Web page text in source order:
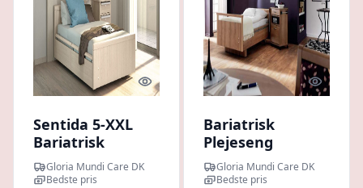
Quick look
Sentida 5-XXL
Bariatrisk
Plejeseng
Gloria Mundi Care DK
Bedste pris
Quick
Bariatrisk
Plejeseng
Carisma 300-XL
inkl. madras,
Gloria Mundi Care DK
Bedste pris